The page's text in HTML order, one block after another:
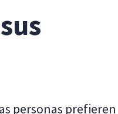
personas prefieren